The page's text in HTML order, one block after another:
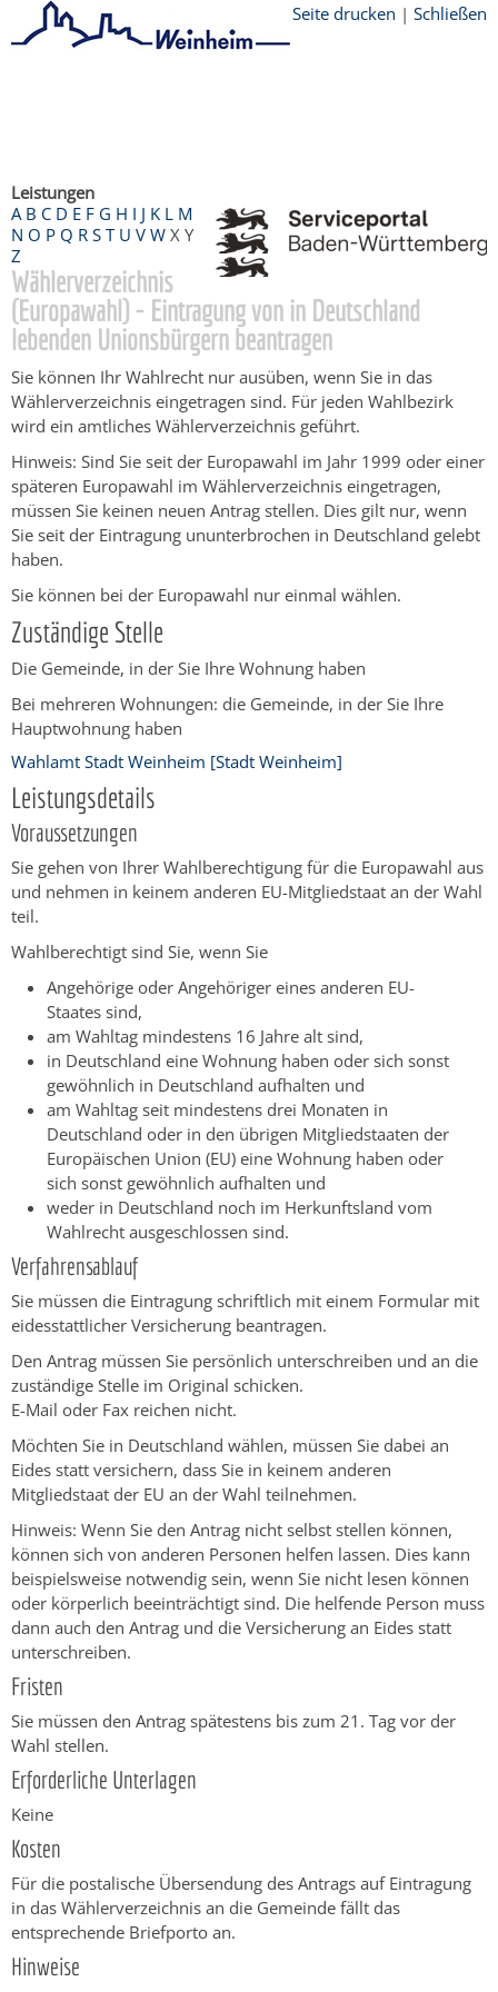
Seite drucken | Schließen
Leistungen
A B C D E F G H I J K L M
N O P Q R S T U V W X Y
Z
Wählerverzeichnis
(Europawahl) - Eintragung von in Deutschland
lebenden Unionsbürgern beantragen
Sie können Ihr Wahlrecht nur ausüben, wenn Sie in das
Wählerverzeichnis eingetragen sind. Für jeden Wahlbezirk
wird ein amtliches Wählerverzeichnis geführt.
Hinweis: Sind Sie seit der Europawahl im Jahr 1999 oder einer
späteren Europawahl im Wählerverzeichnis eingetragen,
müssen Sie keinen neuen Antrag stellen. Dies gilt nur, wenn
Sie seit der Eintragung ununterbrochen in Deutschland gelebt
haben.
Sie können bei der Europawahl nur einmal wählen.
Zuständige Stelle
Die Gemeinde, in der Sie Ihre Wohnung haben
Bei mehreren Wohnungen: die Gemeinde, in der Sie Ihre
Hauptwohnung haben
Wahlamt Stadt Weinheim [Stadt Weinheim]
Leistungsdetails
Voraussetzungen
Sie gehen von Ihrer Wahlberechtigung für die Europawahl aus
und nehmen in keinem anderen EU-Mitgliedstaat an der Wahl
teil.
Wahlberechtigt sind Sie, wenn Sie
Angehörige oder Angehöriger eines anderen EU-
Staates sind,
am Wahltag mindestens 16 Jahre alt sind,
in Deutschland eine Wohnung haben oder sich sonst
gewöhnlich in Deutschland aufhalten und
am Wahltag seit mindestens drei Monaten in
Deutschland oder in den übrigen Mitgliedstaaten der
Europäischen Union (EU) eine Wohnung haben oder
sich sonst gewöhnlich aufhalten und
weder in Deutschland noch im Herkunftsland vom
Wahlrecht ausgeschlossen sind.
Verfahrensablauf
Sie müssen die Eintragung schriftlich mit einem Formular mit
eidesstattlicher Versicherung beantragen.
Den Antrag müssen Sie persönlich unterschreiben und an die
zuständige Stelle im Original schicken.
E-Mail oder Fax reichen nicht.
Möchten Sie in Deutschland wählen, müssen Sie dabei an
Eides statt versichern, dass Sie in keinem anderen
Mitgliedstaat der EU an der Wahl teilnehmen.
Hinweis: Wenn Sie den Antrag nicht selbst stellen können,
können sich von anderen Personen helfen lassen. Dies kann
beispielsweise notwendig sein, wenn Sie nicht lesen können
oder körperlich beeinträchtigt sind. Die helfende Person muss
dann auch den Antrag und die Versicherung an Eides statt
unterschreiben.
Fristen
Sie müssen den Antrag spätestens bis zum 21. Tag vor der
Wahl stellen.
Erforderliche Unterlagen
Keine
Kosten
Für die postalische Übersendung des Antrags auf Eintragung
in das Wählerverzeichnis an die Gemeinde fällt das
entsprechende Briefporto an.
Hinweise